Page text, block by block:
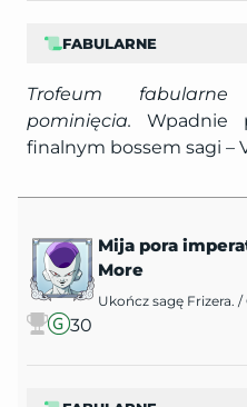
FABULARNE
Trofeum
pominięcia. Wpadnie
finalnym bossem sagi –
30
Mija pora
More
Ukończ sagę Frizera. /